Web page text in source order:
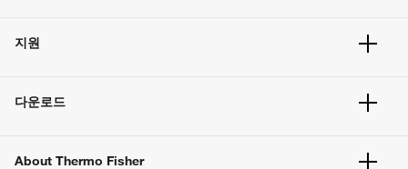
주문 방법
벌크 주문
지원
고객 센터
웹사이트 개선사항
다운로드
About Thermo Fisher